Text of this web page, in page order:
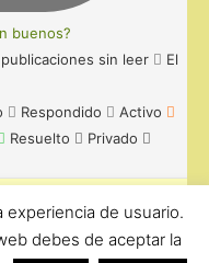
buenos?
sin leer
El
Respondido
Activo
Resuelto
Privado
experiencia de usuario.
debes de aceptar la